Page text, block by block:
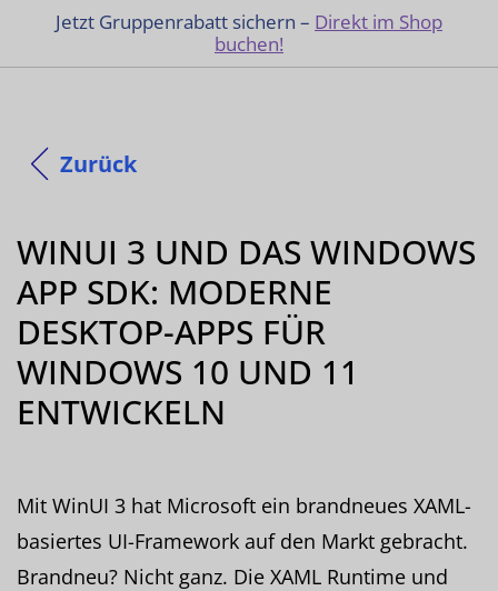
Jetzt Gruppenrabatt sichern – Direkt im Shop
buchen!
Zurück
WINUI 3 UND DAS WINDOWS
APP SDK: MODERNE
DESKTOP-APPS FÜR
WINDOWS 10 UND 11
ENTWICKELN
Mit WinUI 3 hat Microsoft ein brandneues XAML-
basiertes UI-Framework auf den Markt gebracht.
Brandneu? Nicht ganz. Die XAML Runtime und